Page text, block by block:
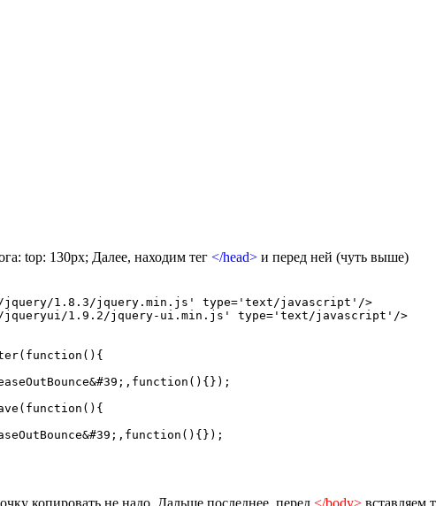
top: 130px; Далее, находим тег </head> и перед ней (чуть выше)
1.8.3/jquery.min.js' type='text/javascript'/>
jqueryui/1.9.2/jquery-ui.min.js' type='text/javascript'/>
копировать не надо. Дальше последнее. перед </body> вставляем